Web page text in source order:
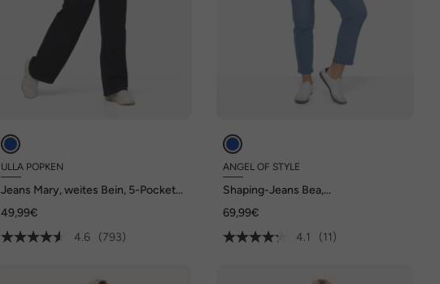
ULLA POPKEN
Jeans Mary, weites Bein, 5-Pocket-
49,99€
4.6
(793)
ANGEL OF STYLE
Shaping-Jeans Bea,
69,99€
4.1
(11)